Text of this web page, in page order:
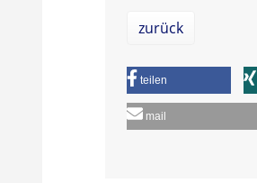
zurück
teilen
mail